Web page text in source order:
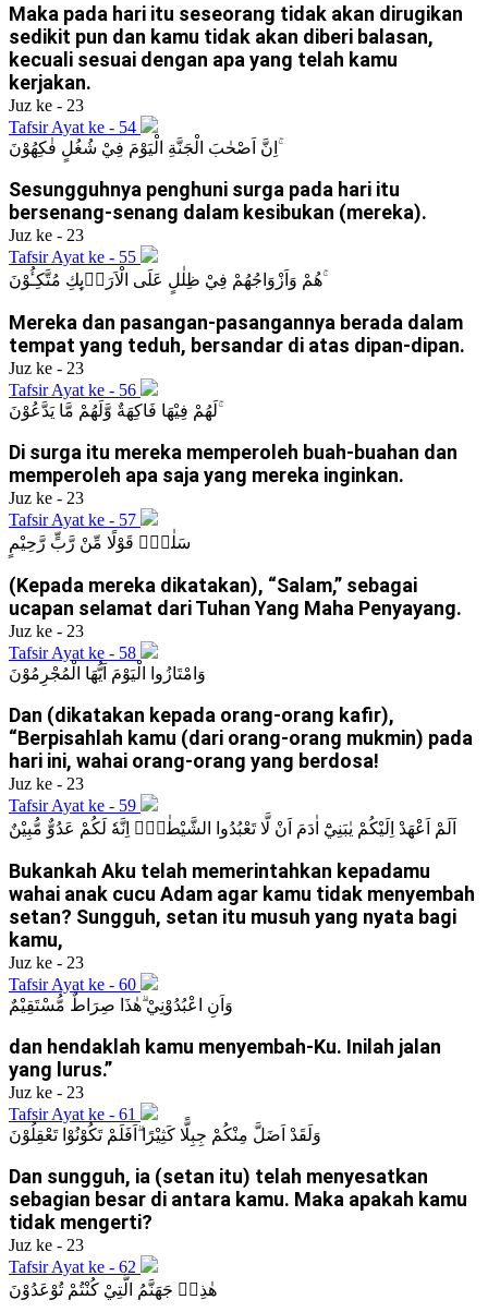
Maka pada hari itu seseorang tidak akan dirugikan
sedikit pun dan kamu tidak akan diberi balasan,
kecuali sesuai dengan apa yang telah kamu
kerjakan.
Juz ke - 23
Tafsir Ayat ke - 54
اِنَّ اَصْحٰبَ الْجَنَّةِ الْيَوْمَ فِيْ شُغُلٍ فٰكِهُوْنَ ۚ
Sesungguhnya penghuni surga pada hari itu
bersenang-senang dalam kesibukan (mereka).
Juz ke - 23
Tafsir Ayat ke - 55
هُمْ وَاَزْوَاجُهُمْ فِيْ ظِلٰلٍ عَلَى الْاَرَاۤىِٕكِ مُتَّكِـُٔوْنَ ۚ
Mereka dan pasangan-pasangannya berada dalam
tempat yang teduh, bersandar di atas dipan-dipan.
Juz ke - 23
Tafsir Ayat ke - 56
لَهُمْ فِيْهَا فَاكِهَةٌ وَّلَهُمْ مَّا يَدَّعُوْنَ ۚ
Di surga itu mereka memperoleh buah-buahan dan
memperoleh apa saja yang mereka inginkan.
Juz ke - 23
Tafsir Ayat ke - 57
سَلٰمٌۗ قَوْلًا مِّنْ رَّبٍّ رَّحِيْمٍ
(Kepada mereka dikatakan), “Salam,” sebagai
ucapan selamat dari Tuhan Yang Maha Penyayang.
Juz ke - 23
Tafsir Ayat ke - 58
وَامْتَازُوا الْيَوْمَ اَيُّهَا الْمُجْرِمُوْنَ
Dan (dikatakan kepada orang-orang kafir),
“Berpisahlah kamu (dari orang-orang mukmin) pada
hari ini, wahai orang-orang yang berdosa!
Juz ke - 23
Tafsir Ayat ke - 59
اَلَمْ اَعْهَدْ اِلَيْكُمْ يٰبَنِيْٓ اٰدَمَ اَنْ لَّا تَعْبُدُوا الشَّيْطٰنَۚ اِنَّهٗ لَكُمْ عَدُوٌّ مُّبِيْنٌ
Bukankah Aku telah memerintahkan kepadamu
wahai anak cucu Adam agar kamu tidak menyembah
setan? Sungguh, setan itu musuh yang nyata bagi
kamu,
Juz ke - 23
Tafsir Ayat ke - 60
وَاَنِ اعْبُدُوْنِيْ ۗهٰذَا صِرَاطٌ مُّسْتَقِيْمٌ
dan hendaklah kamu menyembah-Ku. Inilah jalan
yang lurus.”
Juz ke - 23
Tafsir Ayat ke - 61
وَلَقَدْ اَضَلَّ مِنْكُمْ جِبِلًّا كَثِيْرًا ۗاَفَلَمْ تَكُوْنُوْا تَعْقِلُوْنَ
Dan sungguh, ia (setan itu) telah menyesatkan
sebagian besar di antara kamu. Maka apakah kamu
tidak mengerti?
Juz ke - 23
Tafsir Ayat ke - 62
هٰذِهٖ جَهَنَّمُ الَّتِيْ كُنْتُمْ تُوْعَدُوْنَ